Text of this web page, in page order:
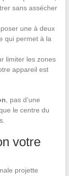
sans assécher
une à deux
qui permet à la
limiter les zones
appareil est
, pas d’une
le centre du
votre
projette